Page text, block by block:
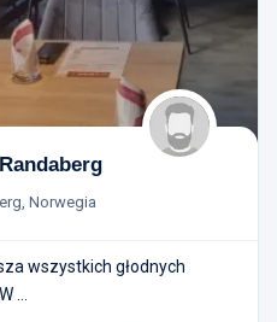
Norwegia
wszystkich głodnych
...